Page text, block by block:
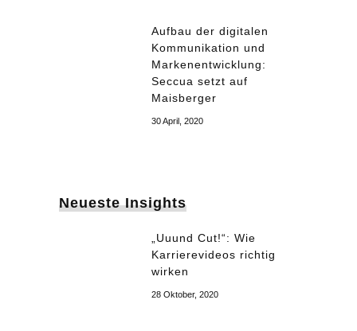
Aufbau der digitalen
Kommunikation und
Markenentwicklung:
Seccua setzt auf
Maisberger
30 April, 2020
Neueste Insights
„Uuund Cut!“: Wie
Karrierevideos richtig
wirken
28 Oktober, 2020